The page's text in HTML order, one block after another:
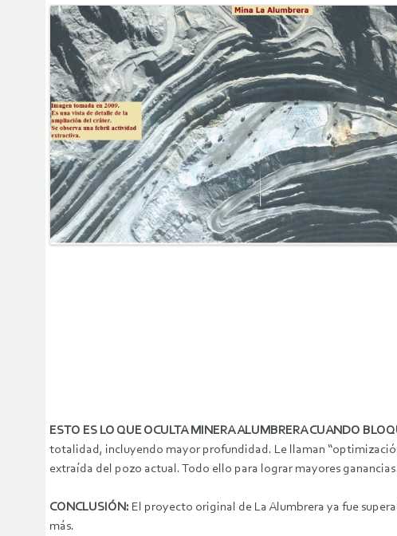
ESTO ES LO QUE OCULTA MINERA ALUMBRERA CUANDO
totalidad, incluyendo mayor profundidad. Le llaman
extraída del pozo actual. Todo ello para lograr mayores
CONCLUSIÓN: El proyecto original de La Alumbrera ya fue
más.